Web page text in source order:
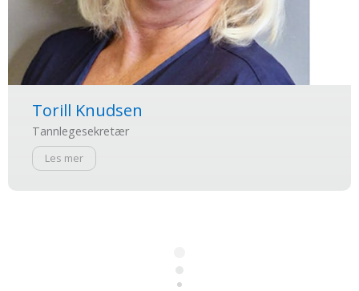
Torill Knudsen
Tannlegesekretær
Les mer